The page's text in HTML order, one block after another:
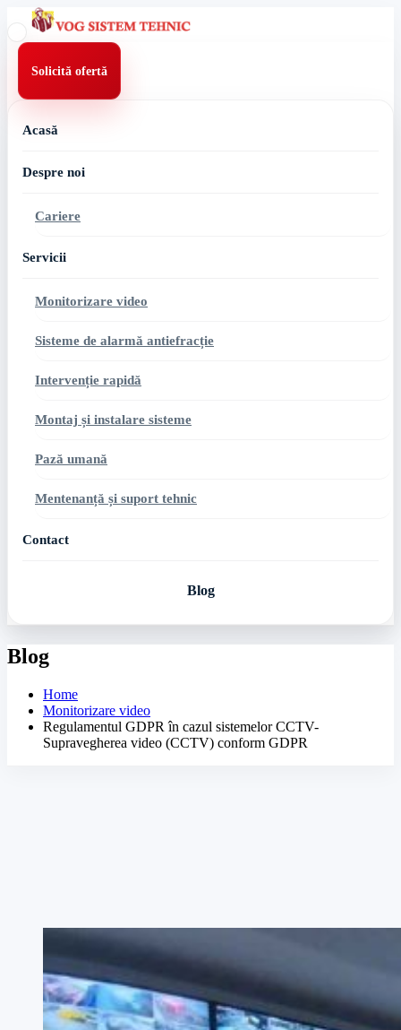
Skip
content
Solicită ofertă
Acasă
Despre noi
Cariere
Servicii
Monitorizare video
Sisteme de alarmă antiefracție
Intervenție rapidă
Montaj și instalare sisteme
Pază umană
Mentenanță și suport tehnic
Contact
Blog
Blog
Home
Monitorizare video
Regulamentul GDPR în cazul sistemelor CCTV-
Supravegherea video (CCTV) conform GDPR